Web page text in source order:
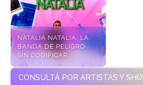
NATALIA NATALIA, LA
BANDA DE PELIGRO
SIN CODIFICAR
CONSULTÁ POR ARTISTAS Y